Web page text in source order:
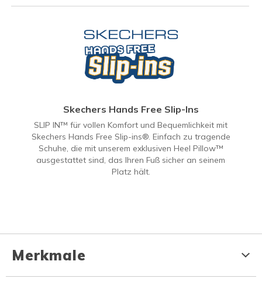
Skechers Hands Free Slip-Ins
SLIP IN™ für vollen Komfort und Bequemlichkeit mit
Skechers Hands Free Slip-ins®. Einfach zu tragende
Schuhe, die mit unserem exklusiven Heel Pillow™
ausgestattet sind, das Ihren Fuß sicher an seinem
Platz hält.
Merkmale